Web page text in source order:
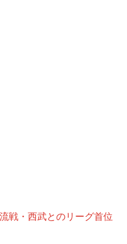
戦・西武とのリーグ首位